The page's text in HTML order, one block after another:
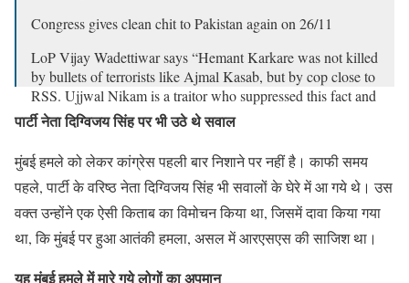
Congress gives clean chit to Pakistan again on 26/11
LoP Vijay Wadettiwar says “Hemant Karkare was not killed
by bullets of terrorists like Ajmal Kasab, but by cop close to
RSS. Ujjwal Nikam is a traitor who suppressed this fact and
BJP has given an…pic.twitter.com/7M5l485ISo
May 5, 2024
पार्टी नेता दिग्विजय सिंह पर भी उठे थे सवाल
मुंबई हमले को लेकर कांग्रेस पहली बार निशाने पर नहीं है। काफी समय
पहले, पार्टी के वरिष्ठ नेता दिग्विजय सिंह भी सवालों के घेरे में आ गये थे। उस
वक्त उन्होंने एक ऐसी किताब का विमोचन किया था, जिसमें दावा किया गया
था, कि मुंबई पर हुआ आतंकी हमला, असल में आरएसएस की साजिश था।
यह मुंबई हमले में मारे गये लोगों का अपमान